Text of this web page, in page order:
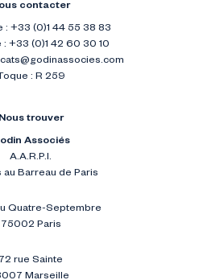
contacter
: +33 (0)1 44 55 38 83
: +33 (0)1 42 60 30 10
Toque : R 259
Nous trouver
Associés
A.A.R.P.I.
au Barreau de Paris
Quatre-Septembre
75002 Paris
72 rue Sainte
Marseille